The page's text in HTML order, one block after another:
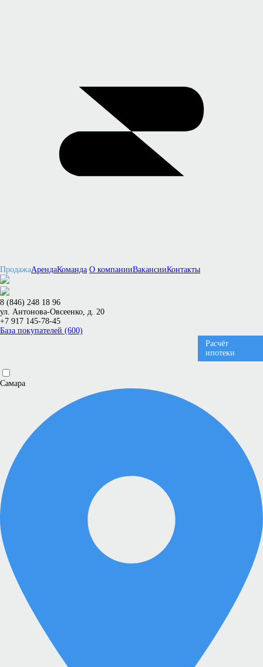
ПродажаАрендаКоманда О компанииВакансииКонтакты
8 (846) 248 18 96
ул. Антонова-Овсеенко, д. 20
+7 917 145-78-45
База покупателей (600)
Расчёт
ипотеки
Самара